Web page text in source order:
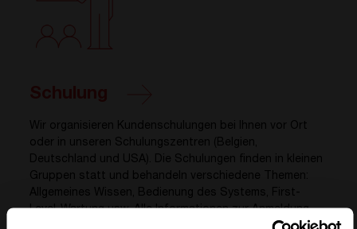
Wir organisieren Kundenschulungen bei Ihnen vor Ort
oder in unseren Schulungszentren (Belgien,
Deutschland und USA). Die Schulungen finden in kleinen
Gruppen statt und behandeln verschiedene Themen:
Allgemeines Wissen, Bedienung des Systems, First-
Level-Wartung usw. Alle Informationen zur Anmeldung